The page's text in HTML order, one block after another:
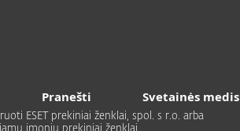
Pranešti Svetainės medis
ESET prekiniai ženklai, spol. s r.o. arba